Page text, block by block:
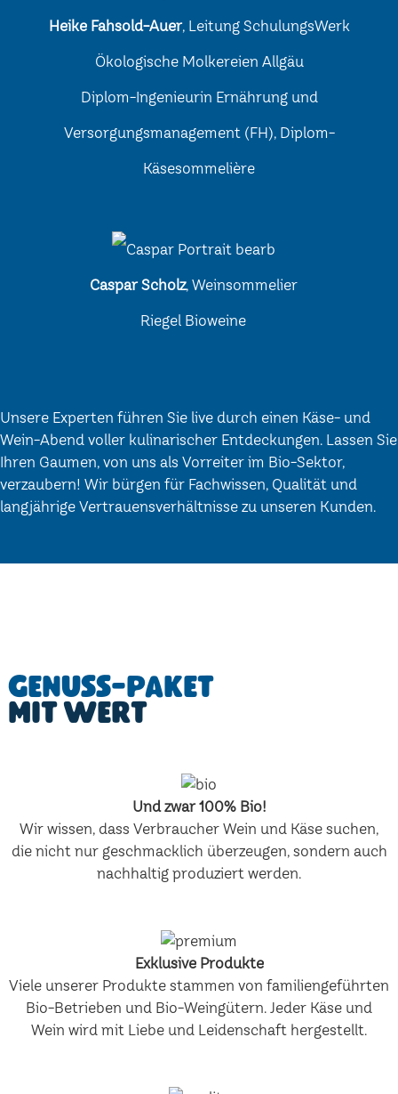
Heike Fahsold-Auer, Leitung SchulungsWerk
Ökologische Molkereien Allgäu
Diplom-Ingenieurin Ernährung und
Versorgungsmanagement (FH), Diplom-
Käsesommelière
Caspar Scholz, Weinsommelier
Riegel Bioweine
Unsere Experten führen Sie live durch einen Käse- und
Wein-Abend voller kulinarischer Entdeckungen. Lassen Sie
Ihren Gaumen, von uns als Vorreiter im Bio-Sektor,
verzaubern! Wir bürgen für Fachwissen, Qualität und
langjährige Vertrauensverhältnisse zu unseren Kunden.
Genuss-Paket
mit Wert
Und zwar 100% Bio!
Wir wissen, dass Verbraucher Wein und Käse suchen,
die nicht nur geschmacklich überzeugen, sondern auch
nachhaltig produziert werden.
Exklusive Produkte
Viele unserer Produkte stammen von familiengeführten
Bio-Betrieben und Bio-Weingütern. Jeder Käse und
Wein wird mit Liebe und Leidenschaft hergestellt.